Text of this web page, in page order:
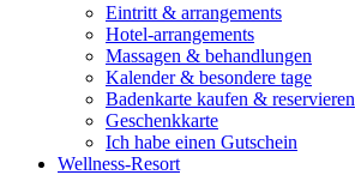
Eintritt & arrangements
Hotel-arrangements
Massagen & behandlungen
Kalender & besondere tage
Badenkarte kaufen & reservieren
Geschenkkarte
Ich habe einen Gutschein
Wellness-Resort